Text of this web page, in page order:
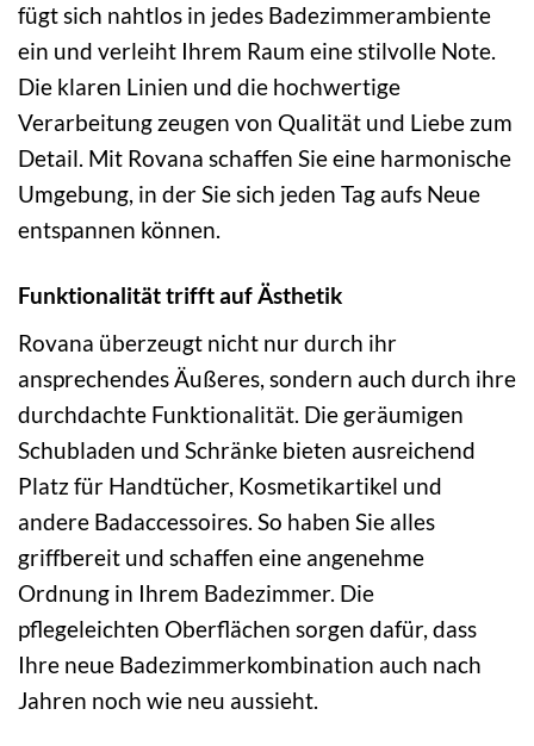
fügt sich nahtlos in jedes Badezimmerambiente
ein und verleiht Ihrem Raum eine stilvolle Note.
Die klaren Linien und die hochwertige
Verarbeitung zeugen von Qualität und Liebe zum
Detail. Mit Rovana schaffen Sie eine harmonische
Umgebung, in der Sie sich jeden Tag aufs Neue
entspannen können.
Funktionalität trifft auf Ästhetik
Rovana überzeugt nicht nur durch ihr
ansprechendes Äußeres, sondern auch durch ihre
durchdachte Funktionalität. Die geräumigen
Schubladen und Schränke bieten ausreichend
Platz für Handtücher, Kosmetikartikel und
andere Badaccessoires. So haben Sie alles
griffbereit und schaffen eine angenehme
Ordnung in Ihrem Badezimmer. Die
pflegeleichten Oberflächen sorgen dafür, dass
Ihre neue Badezimmerkombination auch nach
Jahren noch wie neu aussieht.